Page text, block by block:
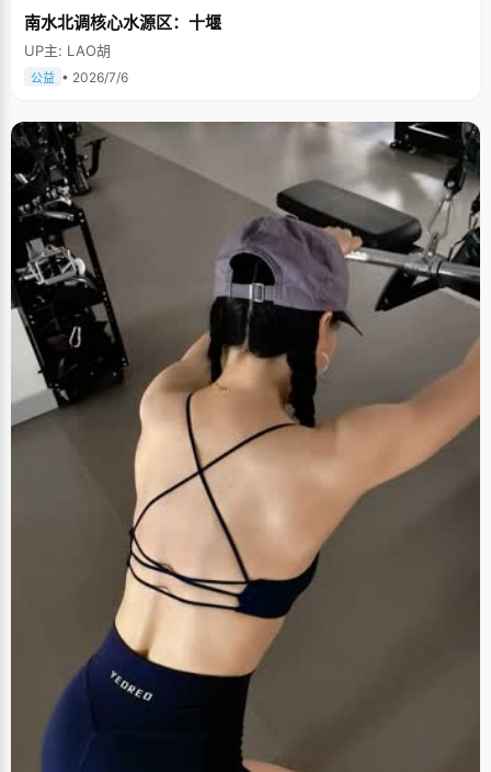
南水北调核心水源区：十堰
UP主: LAO胡
公益 • 2026/7/6